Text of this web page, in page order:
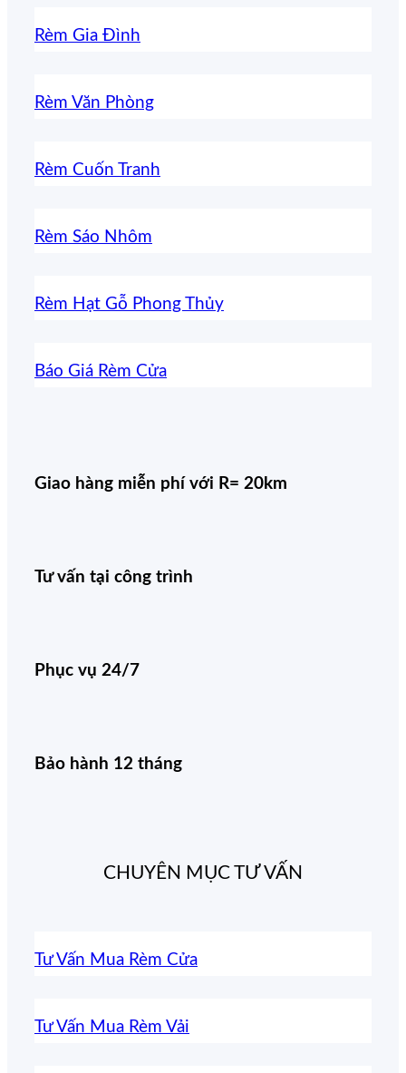
Rèm Gia Đình
Rèm Văn Phòng
Rèm Cuốn Tranh
Rèm Sáo Nhôm
Rèm Hạt Gỗ Phong Thủy
Báo Giá Rèm Cửa
Giao hàng miễn phí với R= 20km
Tư vấn tại công trình
Phục vụ 24/7
Bảo hành 12 tháng
CHUYÊN MỤC TƯ VẤN
Tư Vấn Mua Rèm Cửa
Tư Vấn Mua Rèm Vải